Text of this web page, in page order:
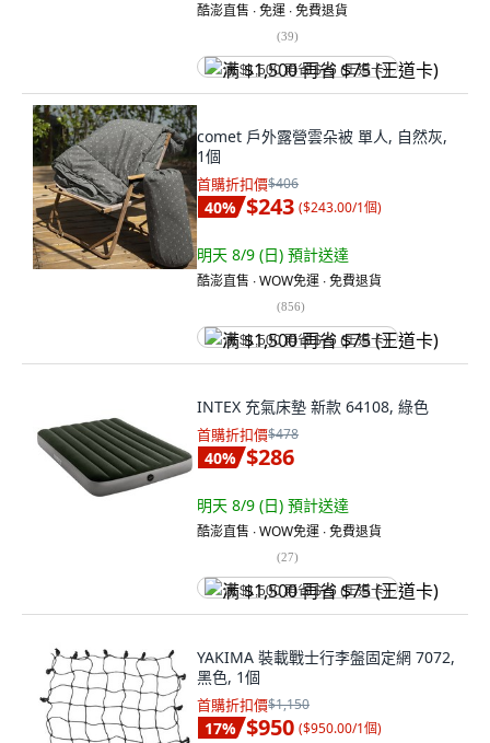
酷澎直售 ∙ 免運 ∙ 免費退貨
(39)
满 $1,500 再省 $75 (王道卡)
comet 戶外露營雲朵被 單人, 自然灰,
1個
首購折扣價$406
40% $243 ($243.00/1個)
明天 8/9 (日) 預計送達
酷澎直售 ∙ WOW免運 ∙ 免費退貨
(856)
满 $1,500 再省 $75 (王道卡)
INTEX 充氣床墊 新款 64108, 綠色
首購折扣價$478
40% $286
明天 8/9 (日) 預計送達
酷澎直售 ∙ WOW免運 ∙ 免費退貨
(27)
满 $1,500 再省 $75 (王道卡)
YAKIMA 裝載戰士行李盤固定網 7072,
黑色, 1個
首購折扣價$1,150
17% $950 ($950.00/1個)